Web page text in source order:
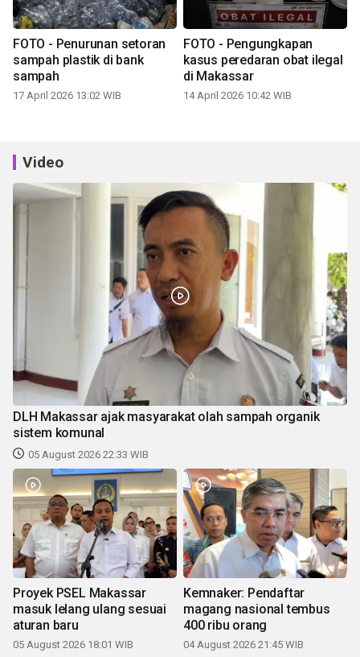
FOTO - Penurunan setoran
sampah plastik di bank
sampah
17 April 2026 13:02 WIB
FOTO - Pengungkapan
kasus peredaran obat ilegal
di Makassar
14 April 2026 10:42 WIB
Video
DLH Makassar ajak masyarakat olah sampah organik
sistem komunal
05 August 2026 22:33 WIB
Proyek PSEL Makassar
masuk lelang ulang sesuai
aturan baru
05 August 2026 18:01 WIB
Kemnaker: Pendaftar
magang nasional tembus
400 ribu orang
04 August 2026 21:45 WIB